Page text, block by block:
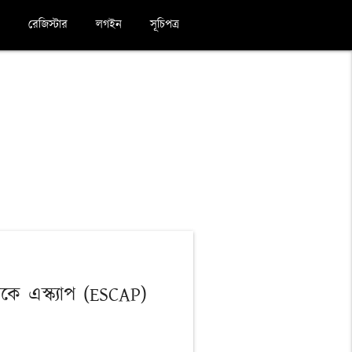
সূচিপত্র
লগইন
রেজিস্টার
এস্ক্যাপ (ESCAP)